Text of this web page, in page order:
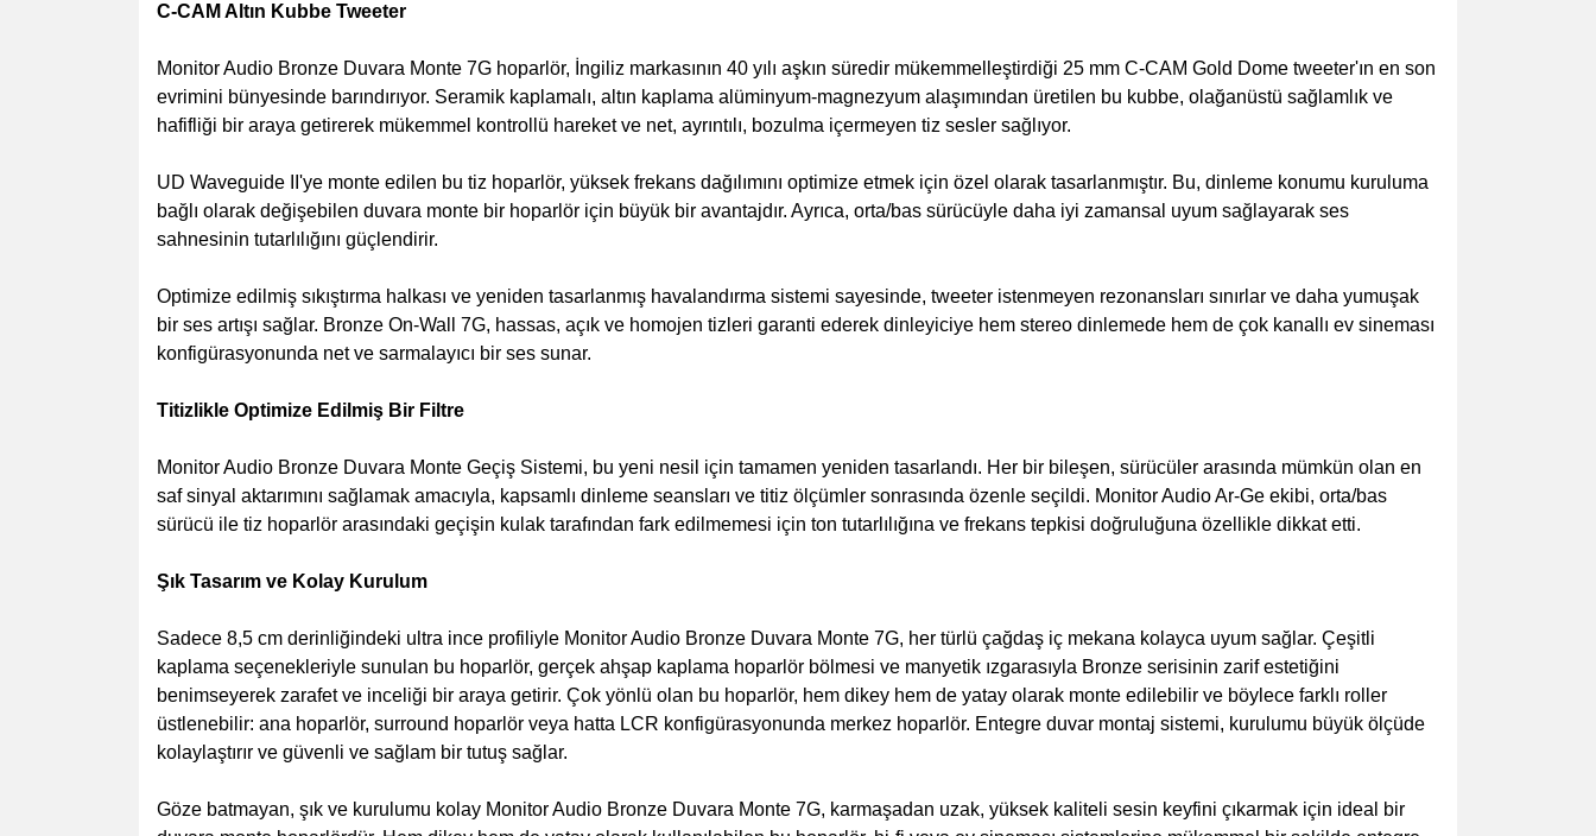
C-CAM Altın Kubbe Tweeter
Monitor Audio Bronze Duvara Monte 7G hoparlör, İngiliz markasının 40 yılı aşkın süredir mükemmelleştirdiği 25 mm C-CAM Gold Dome tweeter'ın en son
evrimini bünyesinde barındırıyor. Seramik kaplamalı, altın kaplama alüminyum-magnezyum alaşımından üretilen bu kubbe, olağanüstü sağlamlık ve
hafifliği bir araya getirerek mükemmel kontrollü hareket ve net, ayrıntılı, bozulma içermeyen tiz sesler sağlıyor.
UD Waveguide II'ye monte edilen bu tiz hoparlör, yüksek frekans dağılımını optimize etmek için özel olarak tasarlanmıştır. Bu, dinleme konumu kuruluma
bağlı olarak değişebilen duvara monte bir hoparlör için büyük bir avantajdır. Ayrıca, orta/bas sürücüyle daha iyi zamansal uyum sağlayarak ses
sahnesinin tutarlılığını güçlendirir.
Optimize edilmiş sıkıştırma halkası ve yeniden tasarlanmış havalandırma sistemi sayesinde, tweeter istenmeyen rezonansları sınırlar ve daha yumuşak
bir ses artışı sağlar. Bronze On-Wall 7G, hassas, açık ve homojen tizleri garanti ederek dinleyiciye hem stereo dinlemede hem de çok kanallı ev sineması
konfigürasyonunda net ve sarmalayıcı bir ses sunar.
Titizlikle Optimize Edilmiş Bir Filtre
Monitor Audio Bronze Duvara Monte Geçiş Sistemi, bu yeni nesil için tamamen yeniden tasarlandı. Her bir bileşen, sürücüler arasında mümkün olan en
saf sinyal aktarımını sağlamak amacıyla, kapsamlı dinleme seansları ve titiz ölçümler sonrasında özenle seçildi. Monitor Audio Ar-Ge ekibi, orta/bas
sürücü ile tiz hoparlör arasındaki geçişin kulak tarafından fark edilmemesi için ton tutarlılığına ve frekans tepkisi doğruluğuna özellikle dikkat etti.
Şık Tasarım ve Kolay Kurulum
Sadece 8,5 cm derinliğindeki ultra ince profiliyle Monitor Audio Bronze Duvara Monte 7G, her türlü çağdaş iç mekana kolayca uyum sağlar. Çeşitli
kaplama seçenekleriyle sunulan bu hoparlör, gerçek ahşap kaplama hoparlör bölmesi ve manyetik ızgarasıyla Bronze serisinin zarif estetiğini
benimseyerek zarafet ve inceliği bir araya getirir. Çok yönlü olan bu hoparlör, hem dikey hem de yatay olarak monte edilebilir ve böylece farklı roller
üstlenebilir: ana hoparlör, surround hoparlör veya hatta LCR konfigürasyonunda merkez hoparlör. Entegre duvar montaj sistemi, kurulumu büyük ölçüde
kolaylaştırır ve güvenli ve sağlam bir tutuş sağlar.
Göze batmayan, şık ve kurulumu kolay Monitor Audio Bronze Duvara Monte 7G, karmaşadan uzak, yüksek kaliteli sesin keyfini çıkarmak için ideal bir